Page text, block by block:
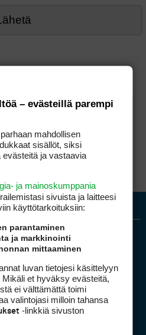
mediakortti
– evästeillä parempi
mahdollisen
sisällöt, siksi
ja vastaavia
ja mainoskumppania
sivuista ja laitteesi
käyttötarkoituksiin:
parantaminen
ja markkinointi
mittaaminen
luvan tietojesi käsittelyyn
et hyväksy evästeitä,
ei välttämättä toimi
valintojasi milloin tahansa
-linkkiä sivuston